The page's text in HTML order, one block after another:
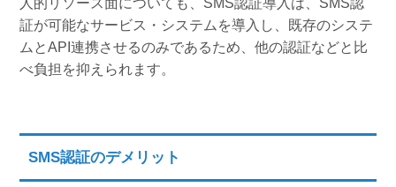
人的リソース面についても、SMS認証導入は、SMS認
証が可能なサービス・システムを導入し、既存のシステ
ムとAPI連携させるのみであるため、他の認証などと比
べ負担を抑えられます。
SMS認証のデメリット